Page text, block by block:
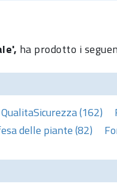
ha prodotto i
QualitaSicurezza (162)
delle piante (82)